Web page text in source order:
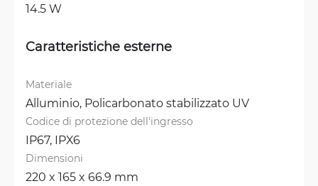
14.5 W
Caratteristiche esterne
Materiale
Alluminio, Policarbonato stabilizzato UV
Codice di protezione dell'ingresso
IP67, IPX6
Dimensioni
220 x 165 x 66.9 mm